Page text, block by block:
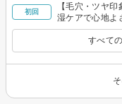
初回
【毛穴・ツヤ
湿ケアで心地
すべて